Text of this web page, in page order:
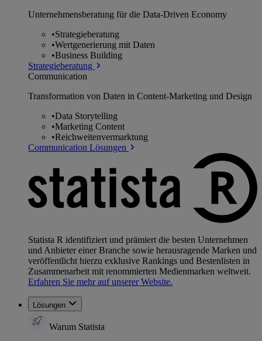
Unternehmens­beratung für die Data-Driven Economy
•Strategieberatung
•Wertgenerierung mit Daten
•Business Building
Strategieberatung
Communication
Transformation von Daten in Content-Marketing und Design
•Data Storytelling
•Marketing Content
•Reichweitenvermarktung
Communication Lösungen
Statista R identifiziert und prämiert die besten Unternehmen
und Anbieter einer Branche sowie herausragende Marken und
veröffentlicht hierzu exklusive Rankings und Bestenlisten in
Zusammenarbeit mit renommierten Medienmarken weltweit.
Erfahren Sie mehr auf unserer Website.
Lösungen
Warum Statista